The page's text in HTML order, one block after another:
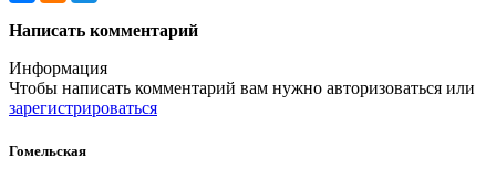
Написать комментарий
Информация
Чтобы написать комментарий вам нужно авторизоваться или
зарегистрироваться
Гомельская